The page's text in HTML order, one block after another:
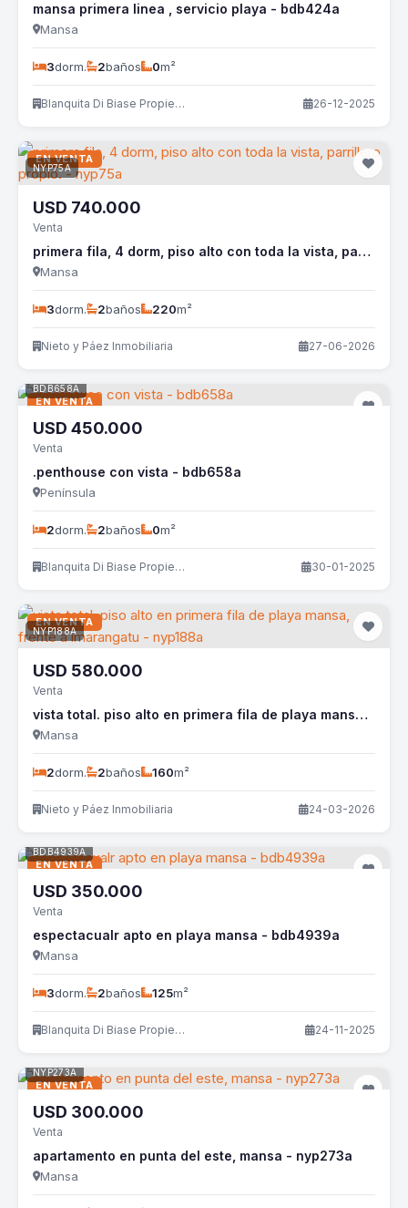
mansa primera linea , servicio playa - bdb424a
Mansa
3dorm. 2baños 0m²
Blanquita Di Biase Propiedades 26-12-2025
EN VENTA
NYP75A
USD 740.000
Venta
primera fila, 4 dorm, piso alto con toda la vista, parrillero propio. - nyp75a
Mansa
3dorm. 2baños 220m²
Nieto y Páez Inmobiliaria 27-06-2026
EN VENTA
BDB658A
USD 450.000
Venta
.penthouse con vista - bdb658a
Península
2dorm. 2baños 0m²
Blanquita Di Biase Propiedades 30-01-2025
EN VENTA
NYP188A
USD 580.000
Venta
vista total. piso alto en primera fila de playa mansa, frente a imarangatu - nyp188a
Mansa
2dorm. 2baños 160m²
Nieto y Páez Inmobiliaria 24-03-2026
EN VENTA
BDB4939A
USD 350.000
Venta
espectacualr apto en playa mansa - bdb4939a
Mansa
3dorm. 2baños 125m²
Blanquita Di Biase Propiedades 24-11-2025
EN VENTA
NYP273A
USD 300.000
Venta
apartamento en punta del este, mansa - nyp273a
Mansa